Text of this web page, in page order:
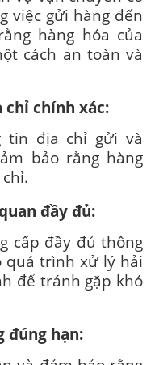
việc gửi hàng đến
hàng hóa của
cách an toàn và
chính xác:
tin địa chỉ gửi và
bảo rằng hàng
đầy đủ:
cấp đầy đủ thông
quá trình xử lý hải
để tránh gặp khó
đúng hạn: